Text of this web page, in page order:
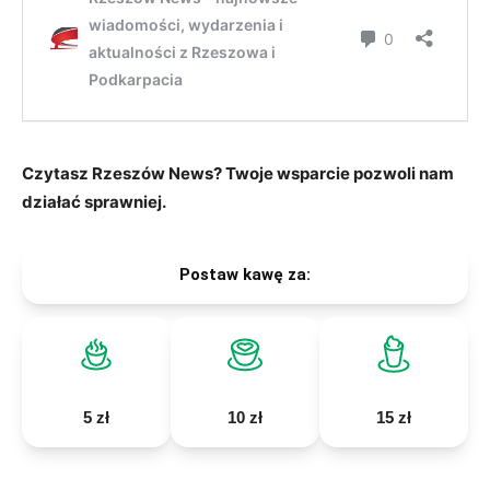
Czytasz Rzeszów News? Twoje wsparcie pozwoli nam
działać sprawniej.
Postaw kawę za:
5 zł 10 zł 15 zł